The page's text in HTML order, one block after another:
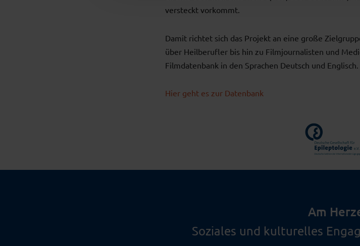
versteckt vorkommt.
Damit richtet sich das Projekt an eine große
über Heilberufler bis hin zu Filmjournalisten und
Filmdatenbank in den Sprachen Deutsch und Englisch.
Hier geht es zur Datenbank
Am
Soziales und kulturelles